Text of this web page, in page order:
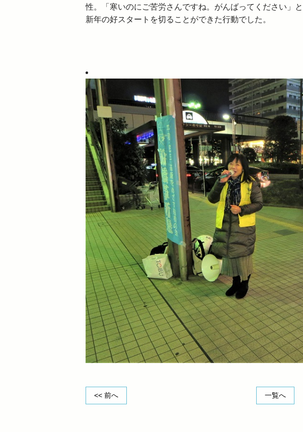
性。「寒いのにご苦労さんですね。がんばってください」
新年の好スタートを切ることができた行動でした。
<< 前へ 一覧へ